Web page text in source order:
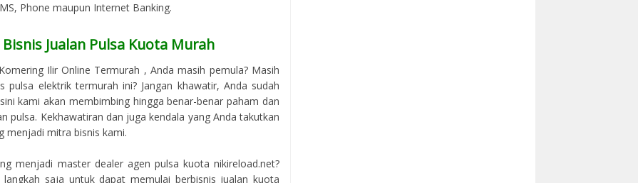
Phone maupun Internet Banking.
Jualan Pulsa Kuota Murah
Ilir Online Termurah , Anda masih pemula? Masih
pulsa elektrik termurah ini? Jangan khawatir, Anda sudah
kami akan membimbing hingga benar-benar paham dan
pulsa. Kekhawatiran dan juga kendala yang Anda takutkan
menjadi mitra bisnis kami.
menjadi master dealer agen pulsa kuota nikireload.net?
saja untuk dapat memulai berbisnis jualan kuota